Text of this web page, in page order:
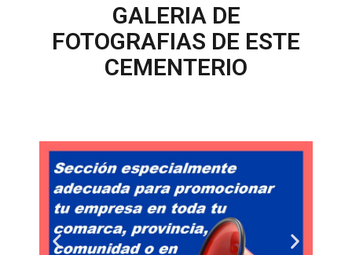
GALERIA DE
FOTOGRAFIAS DE ESTE
CEMENTERIO